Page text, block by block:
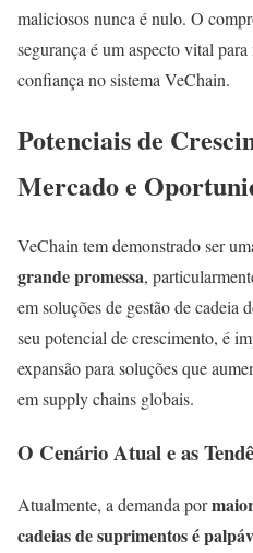
maliciosos nunca é nulo. O
segurança é um aspecto vital
confiança no sistema VeChain.
Potenciais de
Mercado e
VeChain tem demonstrado ser
grande promessa,
em soluções de gestão de cadeia
seu potencial de crescimento, é
expansão para soluções que
em supply chains globais.
O Cenário Atual e as
Atualmente, a demanda por
cadeias de suprimentos é